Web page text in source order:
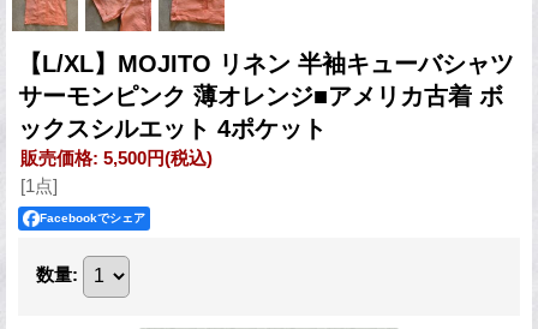
【L/XL】MOJITO リネン 半袖キューバシャツ
サーモンピンク 薄オレンジ■アメリカ古着 ボ
ックスシルエット 4ポケット
販売価格: 5,500円(税込)
[1点]
Facebookでシェア
数量: